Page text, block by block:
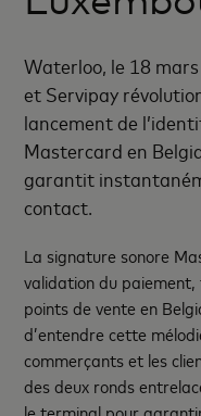
Waterloo, le 18
et Servipay
lancement de
Mastercard en
garantit
contact.
La signature sonore
validation du
points de vente en
d’entendre cette
commerçants et les
des deux ronds